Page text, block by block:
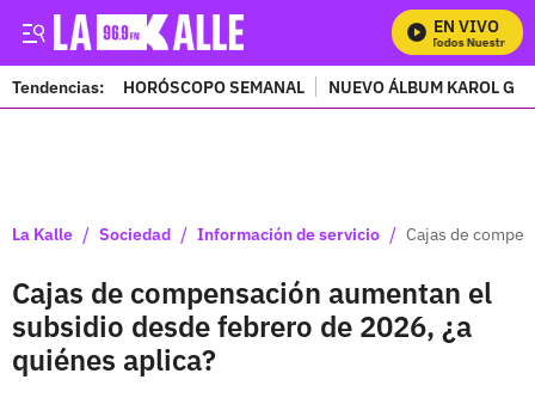
EN VIVO
Mira Todos Nuestros
Tendencias: HORÓSCOPO SEMANAL NUEVO ÁLBUM KAROL G
La Kalle / Sociedad / Información de servicio / Cajas de
Cajas de compensación aumentan el
subsidio desde febrero de 2026, ¿a
quiénes aplica?